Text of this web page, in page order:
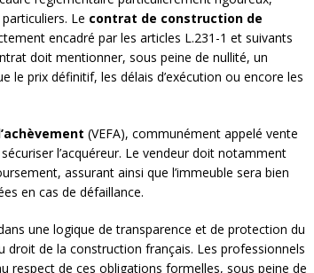
Le contrat de construction de
encadré par les articles L.231-1 et suivants
doit mentionner, sous peine de nullité, un
le prix définitif, les délais d’exécution ou encore les
(VEFA), communément appelé vente
l’acquéreur. Le vendeur doit notamment
assurant ainsi que l’immeuble sera bien
en cas de défaillance.
une logique de transparence et de protection du
de la construction français. Les professionnels
respect de ces obligations formelles, sous peine de